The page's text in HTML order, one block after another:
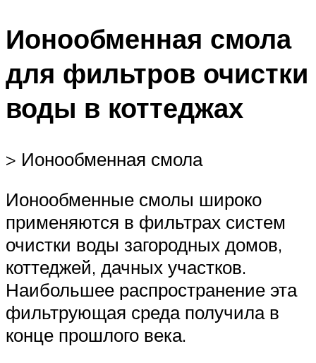
Ионообменная смола
для фильтров очистки
воды в коттеджах
> Ионообменная смола
Ионообменные смолы широко
применяются в фильтрах систем
очистки воды загородных домов,
коттеджей, дачных участков.
Наибольшее распространение эта
фильтрующая среда получила в
конце прошлого века.